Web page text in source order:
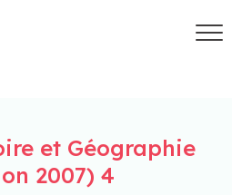
et Géographie
2007) 4